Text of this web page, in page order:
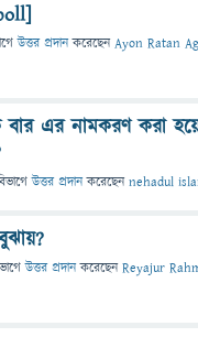
উত্তর প্রদান করেছেনAyon Ratan
এর নামকরণ করা
উত্তর প্রদান করেছেনnehadul
উত্তর প্রদান করেছেনReyajur